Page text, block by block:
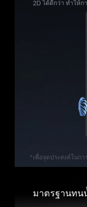
2D ได้ดีกว่า ทำให้
*เพื่อจุดประสงค์ในก
มาตรฐานท